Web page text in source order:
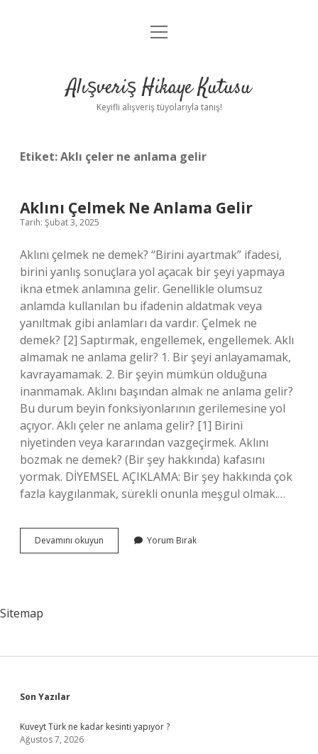
Anasayfa
Yasal Uyarı
menüyü
Alışveriş Hikaye Kutusu
Keyifli alışveriş tüyolarıyla tanış!
Etiket:Aklı çeler ne anlama gelir
Aklını Çelmek Ne Anlama Gelir
Tarih: Şubat 3, 2025
Aklını çelmek ne demek? “Birini ayartmak” ifadesi,
birini yanlış sonuçlara yol açacak bir şeyi yapmaya
ikna etmek anlamına gelir. Genellikle olumsuz
anlamda kullanılan bu ifadenin aldatmak veya
yanıltmak gibi anlamları da vardır. Çelmek ne
demek? [2] Saptırmak, engellemek, engellemek. Aklı
almamak ne anlama gelir? 1. Bir şeyi anlayamamak,
kavrayamamak. 2. Bir şeyin mümkün olduğuna
inanmamak. Aklını başından almak ne anlama gelir?
Bu durum beyin fonksiyonlarının gerilemesine yol
açıyor. Aklı çeler ne anlama gelir? [1] Birini
niyetinden veya kararından vazgeçirmek. Aklını
bozmak ne demek? (Bir şey hakkında) kafasını
yormak. DİYEMSEL AÇIKLAMA: Bir şey hakkında çok
fazla kaygılanmak, sürekli onunla meşgul olmak.…
Devamını okuyun
Çelmek
Yorum Bırak
Sitemap
Sidebar
Son Yazılar
Kuveyt Türk ne kadar kesinti yapıyor ?
Ağustos 7, 2026